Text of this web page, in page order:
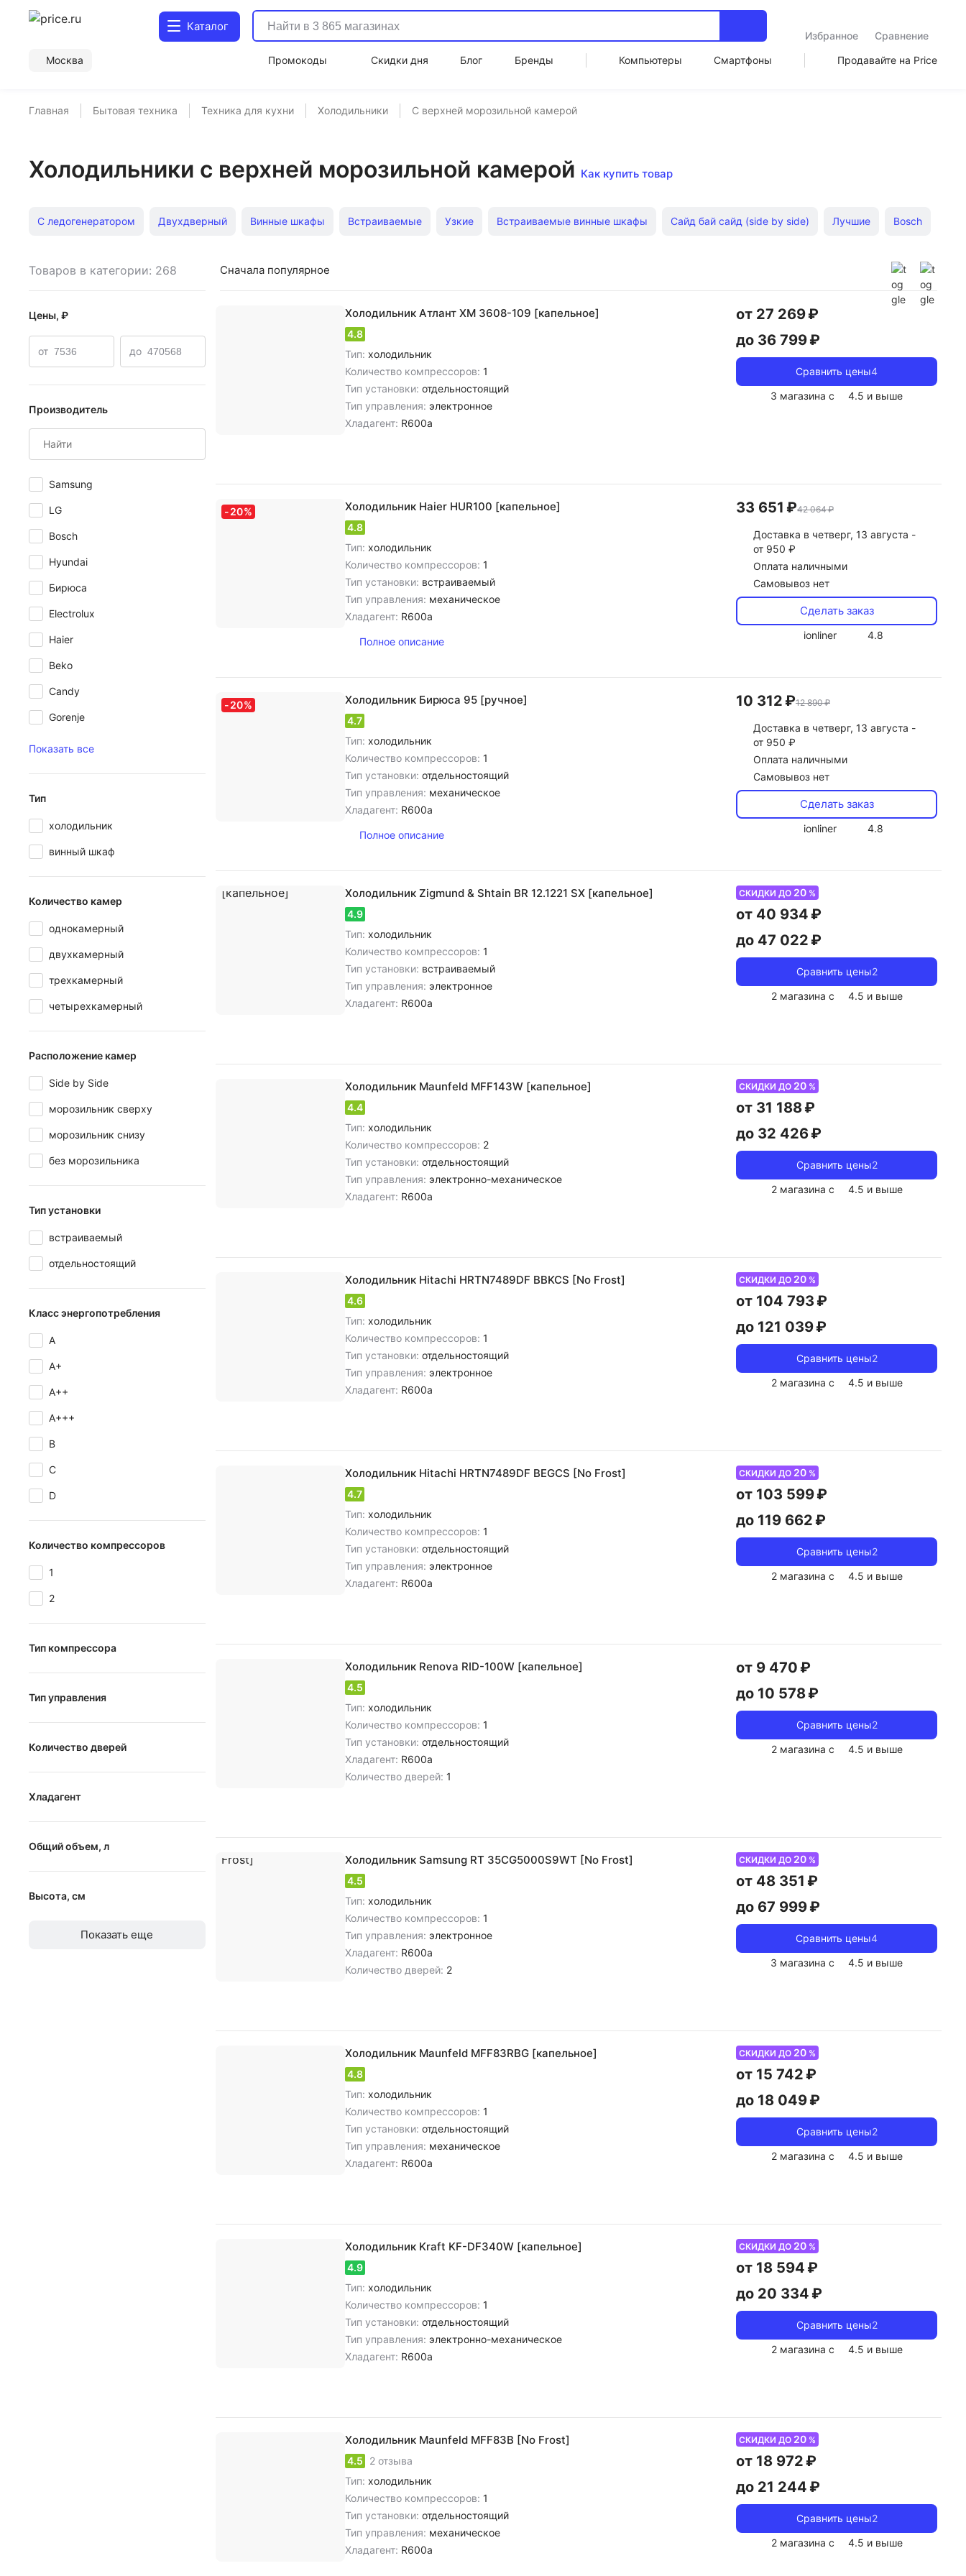
Каталог
Избранное
Сравнение
Москва
Промокоды Скидки дня Блог Бренды Компьютеры Смартфоны Продавайте на Price
Главная Бытовая техника Техника для кухни Холодильники С верхней морозильной камерой
Холодильники с верхней морозильной камерой Как купить товар
С ледогенератором Двухдверный Винные шкафы Встраиваемые Узкие Встраиваемые винные шкафы Сайд бай сайд (side by side) Лучшие Bosch
Самсунг сайд-бай-сайд Встраиваемые однодверные И морозильные камеры
Товаров в категории: 268
Цены, ₽
от до
Производитель
Samsung
LG
Bosch
Hyundai
Бирюса
Electrolux
Haier
Beko
Candy
Gorenje
Показать все
Тип
холодильник
винный шкаф
Количество камер
однокамерный
двухкамерный
трехкамерный
четырехкамерный
Расположение камер
Side by Side
морозильник сверху
морозильник снизу
без морозильника
Тип установки
встраиваемый
отдельностоящий
Класс энергопотребления
A
A+
A++
A+++
B
C
D
Количество компрессоров
1
2
Тип компрессора
линейный
инверторный
стандартный
Тип управления
электронное
электронно-механическое
механическое
Количество дверей
Хладагент
R600a
R134a
R290
Общий объем, л
Высота, см
до
Показать еще
Сначала популярное
Холодильник Атлант XM 3608-109 [капельное]
4.8
Тип: холодильник
Количество компрессоров: 1
Тип установки: отдельностоящий
Тип управления: электронное
Хладагент: R600a
от 27 269 ₽
до 36 799 ₽
Сравнить цены4
3 магазина с
4.5 и выше
-20% Холодильник Haier HUR100 [капельное]
4.8
Тип: холодильник
Количество компрессоров: 1
Тип установки: встраиваемый
Тип управления: механическое
Хладагент: R600a
Полное описание
33 651 ₽42 064 ₽
Доставка в четверг, 13 августа -
от 950 ₽
Оплата наличными
Самовывоз нет
Сделать заказ
ionliner 4.8
-20% Холодильник Бирюса 95 [ручное]
4.7
Тип: холодильник
Количество компрессоров: 1
Тип установки: отдельностоящий
Тип управления: механическое
Хладагент: R600a
Полное описание
10 312 ₽12 890 ₽
Доставка в четверг, 13 августа -
от 950 ₽
Оплата наличными
Самовывоз нет
Сделать заказ
ionliner 4.8
Холодильник Zigmund & Shtain BR 12.1221 SX [капельное]
4.9
Тип: холодильник
Количество компрессоров: 1
Тип установки: встраиваемый
Тип управления: электронное
Хладагент: R600a
СКИДКИ ДО 20 %
от 40 934 ₽
до 47 022 ₽
Сравнить цены2
2 магазина с
4.5 и выше
Холодильник Maunfeld MFF143W [капельное]
4.4
Тип: холодильник
Количество компрессоров: 2
Тип установки: отдельностоящий
Тип управления: электронно-механическое
Хладагент: R600a
СКИДКИ ДО 20 %
от 31 188 ₽
до 32 426 ₽
Сравнить цены2
2 магазина с
4.5 и выше
Холодильник Hitachi HRTN7489DF BBKCS [No Frost]
4.6
Тип: холодильник
Количество компрессоров: 1
Тип установки: отдельностоящий
Тип управления: электронное
Хладагент: R600a
СКИДКИ ДО 20 %
от 104 793 ₽
до 121 039 ₽
Сравнить цены2
2 магазина с
4.5 и выше
Холодильник Hitachi HRTN7489DF BEGCS [No Frost]
4.7
Тип: холодильник
Количество компрессоров: 1
Тип установки: отдельностоящий
Тип управления: электронное
Хладагент: R600a
СКИДКИ ДО 20 %
от 103 599 ₽
до 119 662 ₽
Сравнить цены2
2 магазина с
4.5 и выше
Холодильник Renova RID-100W [капельное]
4.5
Тип: холодильник
Количество компрессоров: 1
Тип установки: отдельностоящий
Хладагент: R600a
Количество дверей: 1
от 9 470 ₽
до 10 578 ₽
Сравнить цены2
2 магазина с
4.5 и выше
Холодильник Samsung RT 35CG5000S9WT [No Frost]
4.5
Тип: холодильник
Количество компрессоров: 1
Тип управления: электронное
Хладагент: R600a
Количество дверей: 2
СКИДКИ ДО 20 %
от 48 351 ₽
до 67 999 ₽
Сравнить цены4
3 магазина с
4.5 и выше
Холодильник Maunfeld MFF83RBG [капельное]
4.8
Тип: холодильник
Количество компрессоров: 1
Тип установки: отдельностоящий
Тип управления: механическое
Хладагент: R600a
СКИДКИ ДО 20 %
от 15 742 ₽
до 18 049 ₽
Сравнить цены2
2 магазина с
4.5 и выше
Холодильник Kraft KF-DF340W [капельное]
4.9
Тип: холодильник
Количество компрессоров: 1
Тип установки: отдельностоящий
Тип управления: электронно-механическое
Хладагент: R600a
СКИДКИ ДО 20 %
от 18 594 ₽
до 20 334 ₽
Сравнить цены2
2 магазина с
4.5 и выше
Холодильник Maunfeld MFF83B [No Frost]
4.5
2 отзыва
Тип: холодильник
Количество компрессоров: 1
Тип установки: отдельностоящий
Тип управления: механическое
Хладагент: R600a
СКИДКИ ДО 20 %
от 18 972 ₽
до 21 244 ₽
Сравнить цены2
2 магазина с
4.5 и выше